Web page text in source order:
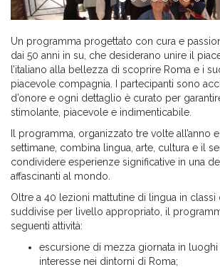
Un programma progettato con cura e
dai 50 anni in su, che desiderano unire il
l’italiano alla bellezza di scoprire Roma e i
piacevole compagnia. I partecipanti sono
d’onore e ogni dettaglio è curato per
stimolante, piacevole e indimenticabile.
Il programma, organizzato tre volte all’anno
settimane, combina lingua, arte, cultura e il
condividere esperienze significative in una
affascinanti al mondo.
Oltre a 40 lezioni mattutine di lingua in classi
suddivise per livello appropriato, il
seguenti attività:
escursione di mezza giornata in
interesse nei dintorni di Roma;